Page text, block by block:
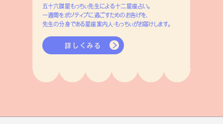
五十六謀星もっちぃ先生による十二星座占い。
一週間をポジティブに過ごすためのお告げを、
先生の分身である星座案内人・もっちぃがお届けします。
詳しくみる